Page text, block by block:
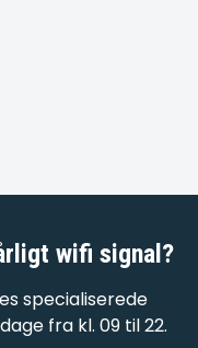
wifi signal ?
specialiserede
fra kl. 09 til 22.